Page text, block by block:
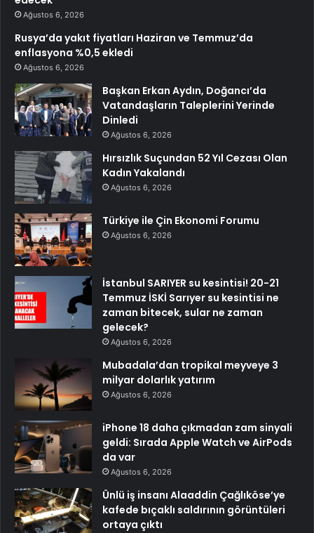
Ağustos 6, 2026
Rusya’da yakıt fiyatları Haziran ve Temmuz’da
enflasyona %0,5 ekledi
Ağustos 6, 2026
Başkan Erkan Aydın, Doğancı’da
Vatandaşların Taleplerini Yerinde
Dinledi
Ağustos 6, 2026
Hırsızlık Suçundan 52 Yıl Cezası Olan
Kadın Yakalandı
Ağustos 6, 2026
Türkiye ile Çin Ekonomi Forumu
Ağustos 6, 2026
İstanbul SARIYER su kesintisi! 20-21
Temmuz İSKİ Sarıyer su kesintisi ne
zaman bitecek, sular ne zaman
gelecek?
Ağustos 6, 2026
Mubadala’dan tropikal meyveye 3
milyar dolarlık yatırım
Ağustos 6, 2026
iPhone 18 daha çıkmadan zam sinyali
geldi: Sırada Apple Watch ve AirPods
da var
Ağustos 6, 2026
Ünlü iş insanı Alaaddin Çağlıköse’ye
kafede bıçaklı saldırının görüntüleri
ortaya çıktı